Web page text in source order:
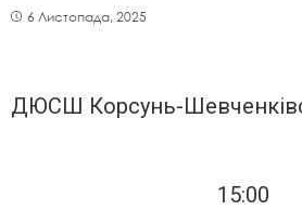
6 Листопада, 2025
ДЮСШ Корсунь-
15:00